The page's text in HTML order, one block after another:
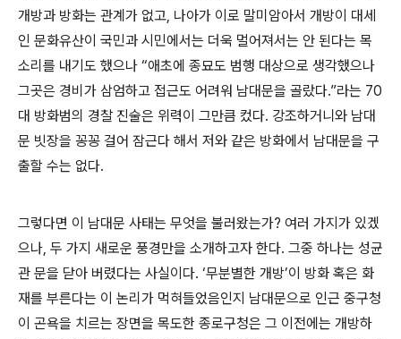
개방과 방화는 관계가 없고, 나아가 이로 말미암아서 개방이 대세
인 문화유산이 국민과 시민에서는 더욱 멀어져서는 안 된다는 목
소리를 내기도 했으나 “애초에 종묘도 범행 대상으로 생각했으나
그곳은 경비가 삼엄하고 접근도 어려워 남대문을 골랐다.”라는 70
대 방화범의 경찰 진술은 위력이 그만큼 컸다. 강조하거니와 남대
문 빗장을 꽁꽁 걸어 잠근다 해서 저와 같은 방화에서 남대문을 구
출할 수는 없다.
그렇다면 이 남대문 사태는 무엇을 불러왔는가? 여러 가지가 있겠
으나, 두 가지 새로운 풍경만을 소개하고자 한다. 그중 하나는 성균
관 문을 닫아 버렸다는 사실이다. ‘무분별한 개방’이 방화 혹은 화
재를 부른다는 이 논리가 먹혀들었음인지 남대문으로 인근 중구청
이 곤욕을 치르는 장면을 목도한 종로구청은 그 이전에는 개방하